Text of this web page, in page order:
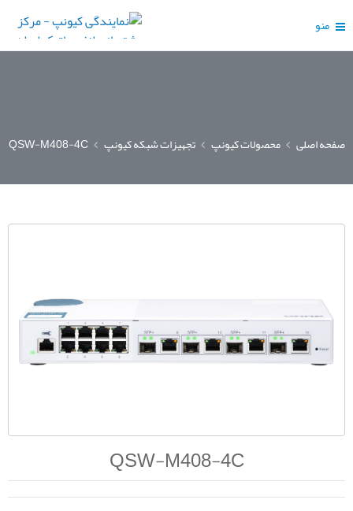
منو
صفحه اصلی محصولات کیونپ تجهیزات شبکه کیونپ QSW-M408-4C
QSW-M408-4C